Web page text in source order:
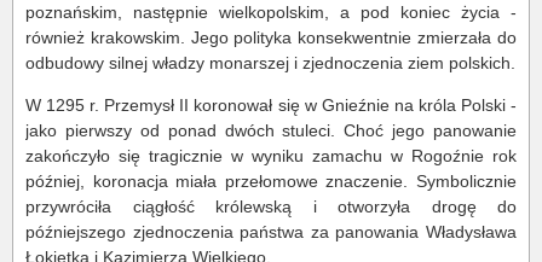
poznańskim, następnie wielkopolskim, a pod koniec życia -
również krakowskim. Jego polityka konsekwentnie zmierzała do
odbudowy silnej władzy monarszej i zjednoczenia ziem polskich.
W 1295 r. Przemysł II koronował się w Gnieźnie na króla Polski -
jako pierwszy od ponad dwóch stuleci. Choć jego panowanie
zakończyło się tragicznie w wyniku zamachu w Rogoźnie rok
później, koronacja miała przełomowe znaczenie. Symbolicznie
przywróciła ciągłość królewską i otworzyła drogę do
późniejszego zjednoczenia państwa za panowania Władysława
Łokietka i Kazimierza Wielkiego.